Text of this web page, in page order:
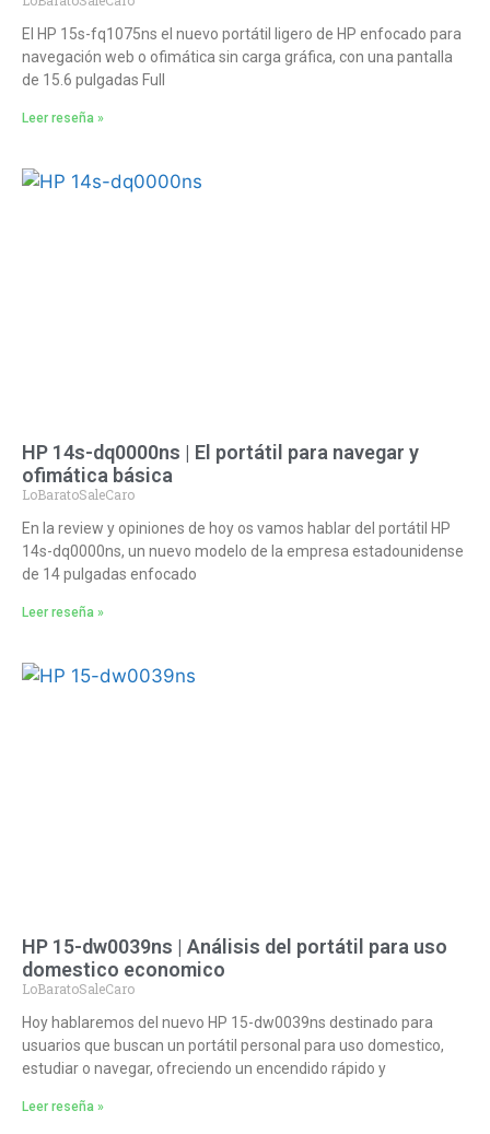
El HP 15s-fq1075ns el nuevo portátil ligero de HP enfocado para
navegación web o ofimática sin carga gráfica, con una pantalla
de 15.6 pulgadas Full
Leer reseña »
HP 14s-dq0000ns | El portátil para navegar y
ofimática básica
LoBaratoSaleCaro
En la review y opiniones de hoy os vamos hablar del portátil HP
14s-dq0000ns, un nuevo modelo de la empresa estadounidense
de 14 pulgadas enfocado
Leer reseña »
HP 15-dw0039ns | Análisis del portátil para uso
domestico economico
LoBaratoSaleCaro
Hoy hablaremos del nuevo HP 15-dw0039ns destinado para
usuarios que buscan un portátil personal para uso domestico,
estudiar o navegar, ofreciendo un encendido rápido y
Leer reseña »